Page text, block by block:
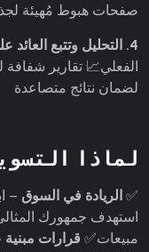
صفحات هبوط مُهيئة
4. التحليل وتتبع العائد على الاستثمار
الفعلي📈 تقارير شفافة
لضمان نتائج متصاعدة
لماذا
✅ الريادة في السوق –
استهدف جمهورك
مبيعات✅ قرارات مبنية